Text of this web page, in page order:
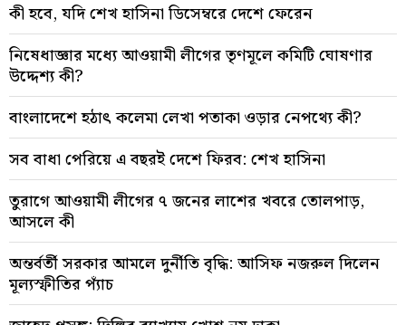
কী হবে, যদি শেখ হাসিনা ডিসেম্বরে দেশে ফেরেন
নিষেধাজ্ঞার মধ্যে আওয়ামী লীগের তৃণমূলে কমিটি ঘোষণার
উদ্দেশ্য কী?
বাংলাদেশে হঠাৎ কলেমা লেখা পতাকা ওড়ার নেপথ্যে কী?
সব বাধা পেরিয়ে এ বছরই দেশে ফিরব: শেখ হাসিনা
তুরাগে আওয়ামী লীগের ৭ জনের লাশের খবরে তোলপাড়,
আসলে কী
অন্তর্বর্তী সরকার আমলে দুর্নীতি বৃদ্ধি: আসিফ নজরুল দিলেন
মূল্যস্ফীতির প্যাঁচ